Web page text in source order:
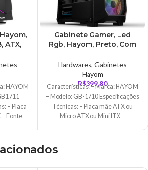
ATX,
–
HAYOM
– Placa
– Fonte
Gabinete Gamer, Led
Rgb, Hayom, Preto, Com
Hardwares, Gabinetes
Hayom
R$399,80
Características: – Marca: HAYOM
– Modelo: GB-1710 Especificações
Técnicas: – Placa mãe ATX ou
Micro ATX ou Mini ITX –